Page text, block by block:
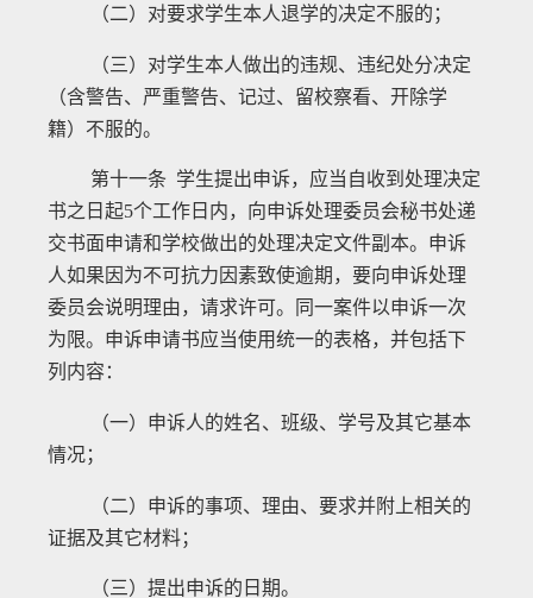
（二）对要求学生本人退学的决定不服的；
（三）对学生本人做出的违规、违纪处分决定
（含警告、严重警告、记过、留校察看、开除学
籍）不服的。
第十一条 学生提出申诉，应当自收到处理决定
书之日起5个工作日内，向申诉处理委员会秘书处递
交书面申请和学校做出的处理决定文件副本。申诉
人如果因为不可抗力因素致使逾期，要向申诉处理
委员会说明理由，请求许可。同一案件以申诉一次
为限。申诉申请书应当使用统一的表格，并包括下
列内容：
（一）申诉人的姓名、班级、学号及其它基本
情况；
（二）申诉的事项、理由、要求并附上相关的
证据及其它材料；
（三）提出申诉的日期。